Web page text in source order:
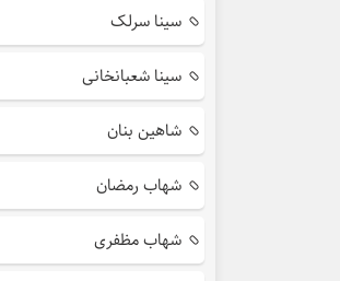
سینا سرلک
سینا شعبانخانی
شاهین بنان
شهاب رمضان
شهاب مظفری